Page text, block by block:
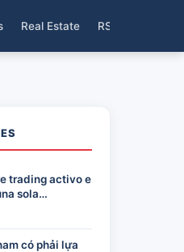
Real Estate RSS
trading activo e
sola
có phải lựa